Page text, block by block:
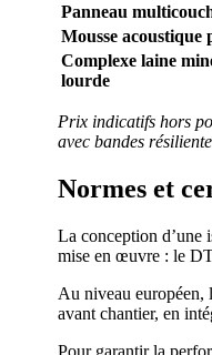
Panneau
Mousse acoustique
Complexe laine
lourde
Prix indicatifs hors
avec bandes
Normes et
La conception d’une
mise en œuvre : le
Au niveau européen,
avant chantier, en
Pour garantir la